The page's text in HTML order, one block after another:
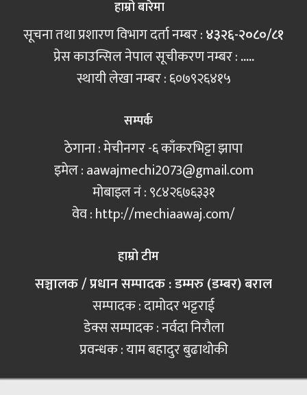
हाम्रो बारेमा
सूचना तथा प्रशारण विभाग दर्ता नम्बर :४३२६-२०८०/८१
प्रेस काउन्सिल नेपाल सूचीकरण नम्बर :.....
स्थायी लेखा नम्बर : ६०७९२६४१५
सम्पर्क
ठेगाना : मेचीनगर -६ काँकरभिट्टा झापा
इमेल :aawajmechi2073@gmail.com
मोबाइल नं‍ : ९८४२६७६३३१
वेव : http://mechiaawaj.com/
हाम्रो टीम
सञ्चालक / प्रधान सम्पादक : डम्मरु (डम्बर) बराल
सम्पादक : दामोदर भट्टराई
डेक्स सम्पादक : नर्वदा निरौला
प्रवन्धक : याम बहादुर बुढाथोकी